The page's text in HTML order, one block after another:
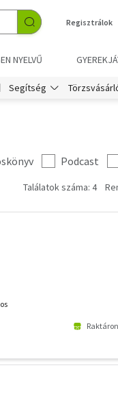
Regisztrálok
NYELVŰ
Segítség
Podcast
Találatok száma: 4
Raktáron